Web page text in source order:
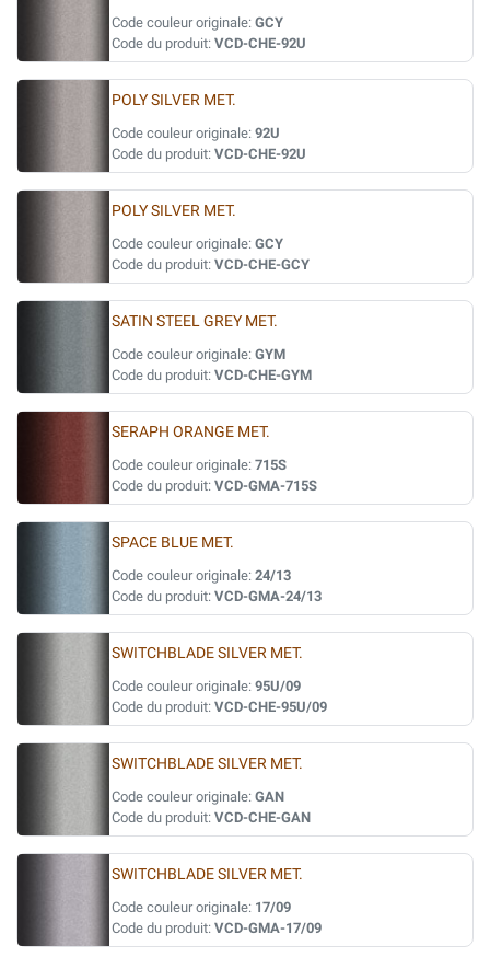
Code couleur originale: GCY
Code du produit: VCD-CHE-92U
POLY SILVER MET.
Code couleur originale: 92U
Code du produit: VCD-CHE-92U
POLY SILVER MET.
Code couleur originale: GCY
Code du produit: VCD-CHE-GCY
SATIN STEEL GREY MET.
Code couleur originale: GYM
Code du produit: VCD-CHE-GYM
SERAPH ORANGE MET.
Code couleur originale: 715S
Code du produit: VCD-GMA-715S
SPACE BLUE MET.
Code couleur originale: 24/13
Code du produit: VCD-GMA-24/13
SWITCHBLADE SILVER MET.
Code couleur originale: 95U/09
Code du produit: VCD-CHE-95U/09
SWITCHBLADE SILVER MET.
Code couleur originale: GAN
Code du produit: VCD-CHE-GAN
SWITCHBLADE SILVER MET.
Code couleur originale: 17/09
Code du produit: VCD-GMA-17/09